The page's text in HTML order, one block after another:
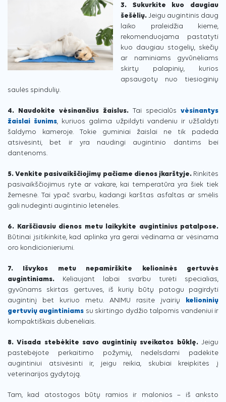
3. Sukurkite kuo daugiau
šešėlių. Jeigu augintinis daug
laiko praleidžia kieme,
rekomenduojama pastatyti
kuo daugiau stogelių, skėčių
ar naminiams gyvūnėliams
skirtų palapinių, kurios
apsaugotų nuo tiesioginių
saulės spindulių.
4. Naudokite vėsinančius žaislus. Tai specialūs vėsinantys
žaislai šunims, kuriuos galima užpildyti vandeniu ir užšaldyti
šaldymo kameroje. Tokie guminiai žaislai ne tik padeda
atsivėsinti, bet ir yra naudingi augintinio dantims bei
dantenoms.
5. Venkite pasivaikščiojimų pačiame dienos įkarštyje. Rinkitės
pasivaikščiojimus ryte ar vakare, kai temperatūra yra šiek tiek
žemesnė. Tai ypač svarbu, kadangi karštas asfaltas ar smėlis
gali nudeginti augintinio letenėles.
6. Karščiausiu dienos metu laikykite augintinius patalpose.
Būtinai įsitikinkite, kad aplinka yra gerai vėdinama ar vėsinama
oro kondicionieriumi.
7. Išvykos metu nepamirškite kelioninės gertuvės
augintiniams. Keliaujant labai svarbu turėti specialias,
gyvūnams skirtas gertuves, iš kurių būtų patogu pagirdyti
augintinį bet kuriuo metu. ANIMU rasite įvairių kelioninių
gertuvių augintiniams su skirtingo dydžio talpomis vandeniui ir
kompaktiškais dubenėliais.
8. Visada stebėkite savo augintinių sveikatos būklę. Jeigu
pastebėjote perkaitimo požymių, nedelsdami padėkite
augintiniui atsivėsinti ir, jeigu reikia, skubiai kreipkitės į
veterinarijos gydytoją.
Tam, kad atostogos būtų ramios ir malonios – iš anksto